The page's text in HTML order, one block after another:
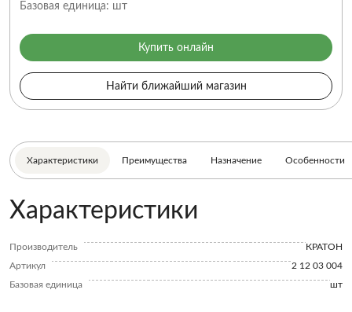
Базовая единица: шт
Купить онлайн
Найти ближайший магазин
Характеристики Преимущества Назначение Особенности
Характеристики
Производитель
КРАТОН
Артикул
2 12 03 004
Базовая единица
шт